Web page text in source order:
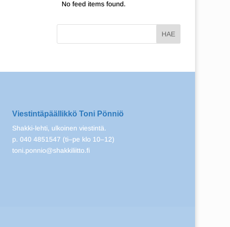
No feed items found.
Viestintäpäällikkö Toni Pönniö
Shakki-lehti, ulkoinen viestintä.
p. 040 4851547 (ti–pe klo 10–12)
toni.ponnio@shakkiliitto.fi